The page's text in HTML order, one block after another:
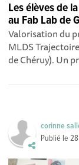
Les élèves de
au Fab Lab de
Valorisation du
MLDS
de Chéruy). Un
corinne
Publié le